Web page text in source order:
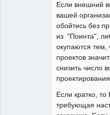
Если внешний
вашей
обойтись без
из "Поинта",
окупаются тем,
проектов
снизить число
Если кратко, то
требующая